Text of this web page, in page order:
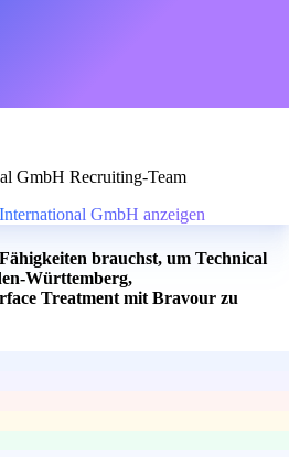
GmbH Recruiting-Team
GmbH anzeigen
brauchst, um Technical
Württemberg,
Treatment mit Bravour zu